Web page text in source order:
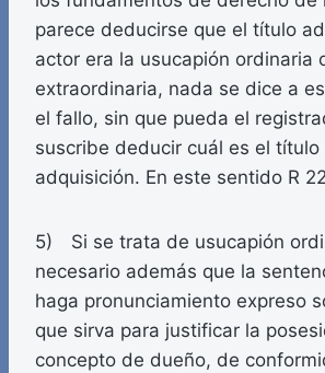
parece deducirse que el título
actor era la usucapión ordinaria
extraordinaria, nada se dice a
el fallo, sin que pueda el
suscribe deducir cuál es el título
adquisición. En este sentido R
5) Si se trata de usucapión
necesario además que la
haga pronunciamiento expreso
que sirva para justificar la
concepto de dueño, de